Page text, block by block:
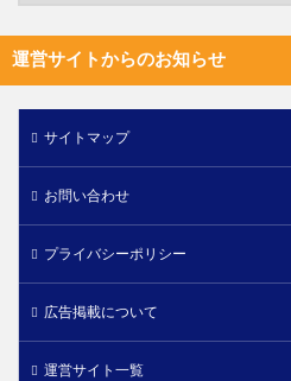
運営サイトからのお知らせ
サイトマップ
お問い合わせ
プライバシーポリシー
広告掲載について
運営サイト一覧